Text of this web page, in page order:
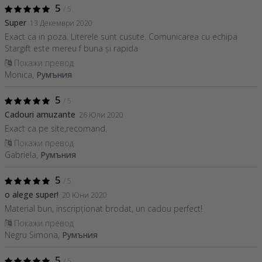
5 / 5
Super 13 Декември 2020
Exact ca in poza. Literele sunt cusute. Comunicarea cu echipa
Stargift este mereu f buna și rapida
Покажи превод
Monica, Румъния
5 / 5
Cadouri amuzante 26 Юли 2020
Exact ca pe site,recomand.
Покажи превод
Gabriela, Румъния
5 / 5
o alege super! 20 Юни 2020
Material bun, inscripționat brodat, un cadou perfect!
Покажи превод
Negru Simona, Румъния